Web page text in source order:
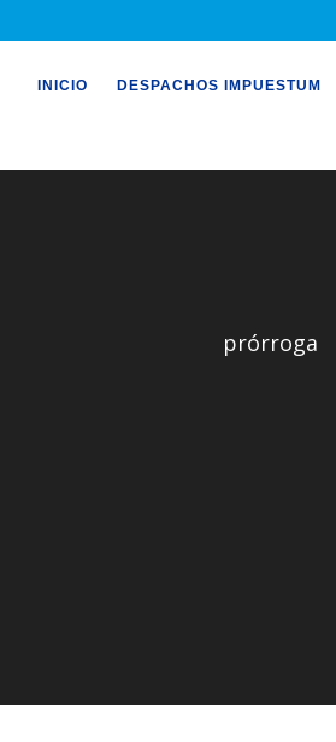
INICIO DESPACHOS IMPUESTUM
prórroga